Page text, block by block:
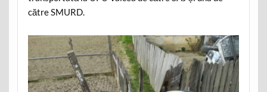
către SMURD.